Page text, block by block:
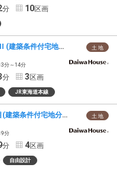
分 10区画
土 地
セキュレア藤枝高岡1丁目II (建築条件付宅地分譲)
分～14分
分 3 区画
JR東海道本線
土 地
セキュレア藤枝高柳三丁目(建築条件付宅地分譲)
分
分 4区画
自由設計